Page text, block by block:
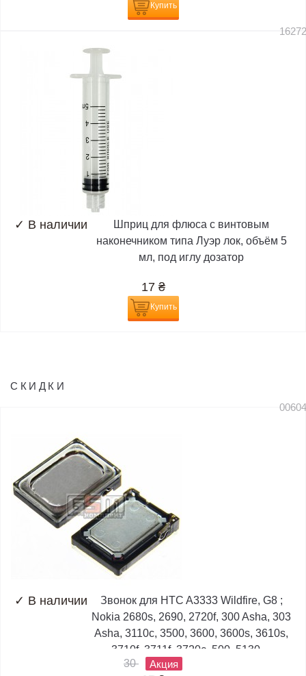
Купить
✓ В наличии
Шприц для флюса с винтовым
наконечником типа Луэр лок, объём 5
мл, под иглу дозатор
17 ₴
Купить
СКИДКИ
✓ В наличии
Звонок для HTC A3333 Wildfire, G8 ;
Nokia 2680s, 2690, 2720f, 300 Asha, 303
Asha, 3110c, 3500, 3600, 3600s, 3610s,
3710f, 3711f, 3720c, 500, 5130,...
30
Акция